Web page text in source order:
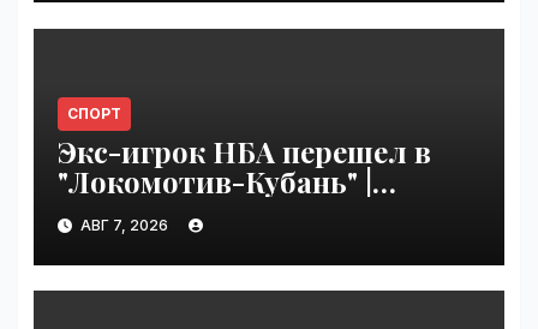
СПОРТ
Экс-игрок НБА перешел в
"Локомотив-Кубань" |
VseTime.ru
АВГ 7, 2026